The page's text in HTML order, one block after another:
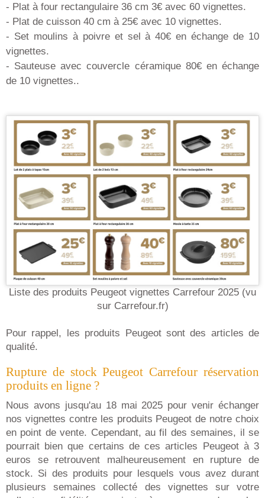
- Plat à four rectangulaire 36 cm 3€ avec 60 vignettes.
- Plat de cuisson 40 cm à 25€ avec 10 vignettes.
- Set moulins à poivre et sel à 40€ en échange de 10
vignettes.
- Sauteuse avec couvercle céramique 80€ en échange
de 10 vignettes..
Liste des produits Peugeot vignettes Carrefour 2025 (vu
sur Carrefour.fr)
Pour rappel, les produits Peugeot sont des articles de
qualité.
Rupture de stock Peugeot Carrefour réservation
produits en ligne ?
Nous avons jusqu'au 18 mai 2025 pour venir échanger
nos vignettes contre les produits Peugeot de notre choix
en point de vente. Cependant, au fil des semaines, il se
pourrait bien que certains de ces articles Peugeot à 3
euros se retrouvent malheureusement en rupture de
stock. Si des produits pour lesquels vous avez durant
plusieurs semaines collecté des vignettes sur votre